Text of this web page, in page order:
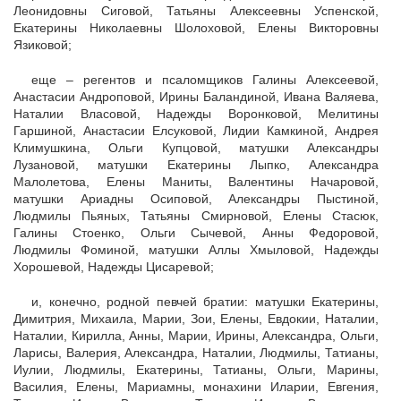
Леонидовны Сиговой, Татьяны Алексеевны Успенской,
Екатерины Николаевны Шолоховой, Елены Викторовны
Язиковой;
еще – регентов и псаломщиков Галины Алексеевой,
Анастасии Андроповой, Ирины Баландиной, Ивана Валяева,
Наталии Власовой, Надежды Воронковой, Мелитины
Гаршиной, Анастасии Елсуковой, Лидии Камкиной, Андрея
Климушкина, Ольги Купцовой, матушки Александры
Лузановой, матушки Екатерины Лыпко, Александра
Малолетова, Елены Маниты, Валентины Начаровой,
матушки Ариадны Осиповой, Александры Пыстиной,
Людмилы Пьяных, Татьяны Смирновой, Елены Стасюк,
Галины Стоенко, Ольги Сычевой, Анны Федоровой,
Людмилы Фоминой, матушки Аллы Хмыловой, Надежды
Хорошевой, Надежды Цисаревой;
и, конечно, родной певчей братии: матушки Екатерины,
Димитрия, Михаила, Марии, Зои, Елены, Евдокии, Наталии,
Наталии, Кирилла, Анны, Марии, Ирины, Александра, Ольги,
Ларисы, Валерия, Александра, Наталии, Людмилы, Татианы,
Иулии, Людмилы, Екатерины, Татианы, Ольги, Марины,
Василия, Елены, Мариамны, монахини Иларии, Евгения,